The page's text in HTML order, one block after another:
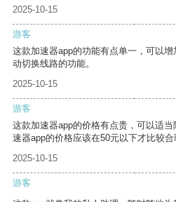
2025-10-15
游客
这款加速器app的功能有点单一，可以
动切换线路的功能。
2025-10-15
游客
这款加速器app的价格有点贵，可以适
速器app的价格应该在50元以下才比较合
2025-10-15
游客